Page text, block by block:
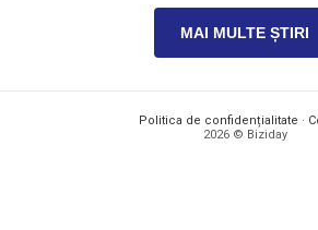
MAI MULTE ȘTIRI
Politica de confidențialitate ·
2026 © Biziday